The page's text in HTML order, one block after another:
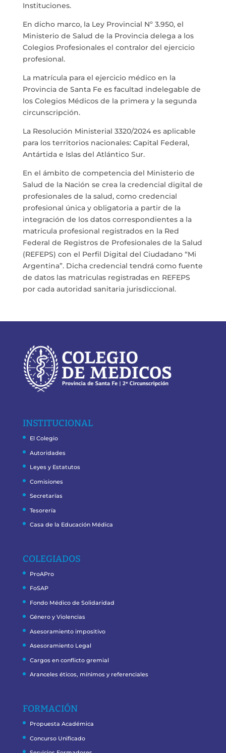
Instituciones.
En dicho marco, la Ley Provincial Nº 3.950, el
Ministerio de Salud de la Provincia delega a los
Colegios Profesionales el contralor del ejercicio
profesional.
La matrícula para el ejercicio médico en la
Provincia de Santa Fe es facultad indelegable de
los Colegios Médicos de la primera y la segunda
circunscripción.
La Resolución Ministerial 3320/2024 es aplicable
para los territorios nacionales: Capital Federal,
Antártida e Islas del Atlántico Sur.
En el ámbito de competencia del Ministerio de
Salud de la Nación se crea la credencial digital de
profesionales de la salud, como credencial
profesional única y obligatoria a partir de la
integración de los datos correspondientes a la
matricula profesional registrados en la Red
Federal de Registros de Profesionales de la Salud
(REFEPS) con el Perfil Digital del Ciudadano “Mi
Argentina”. Dicha credencial tendrá como fuente
de datos las matriculas registradas en REFEPS
por cada autoridad sanitaria jurisdiccional.
INSTITUCIONAL
El Colegio
Autoridades
Leyes y Estatutos
Comisiones
Secretarías
Tesorería
Casa de la Educación Médica
COLEGIADOS
ProAPro
FoSAP
Fondo Médico de Solidaridad
Género y Violencias
Asesoramiento impositivo
Asesoramiento Legal
Cargos en conflicto gremial
Aranceles éticos, mínimos y referenciales
FORMACIÓN
Propuesta Académica
Concurso Unificado